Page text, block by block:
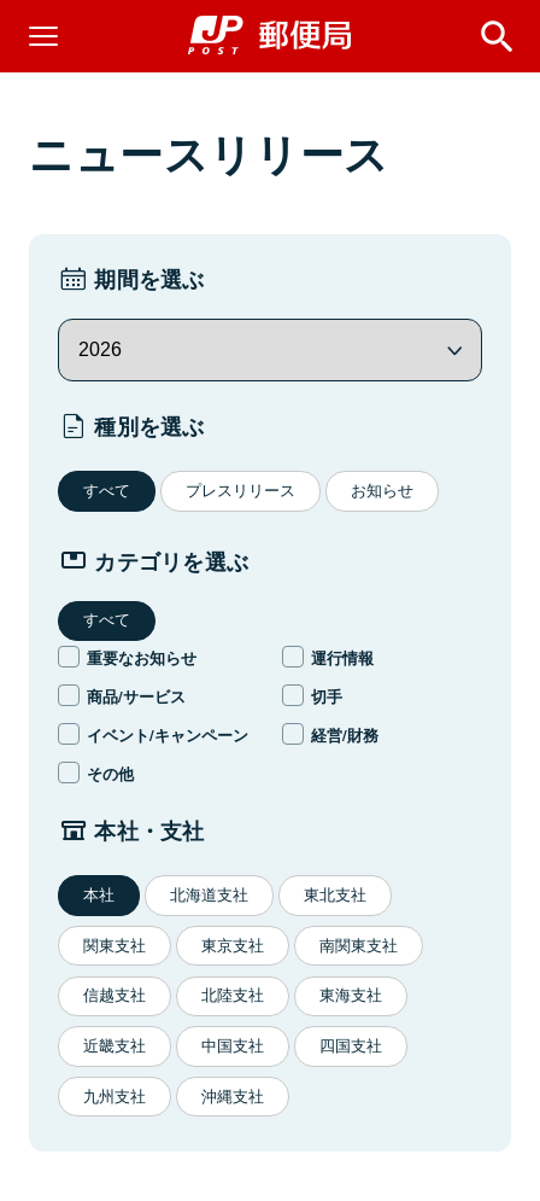
ニュースリリース
期間を選ぶ
種別を選ぶ
カテゴリを選ぶ
重要なお知らせ
運行情報
商品/サービス
切手
イベント/キャンペーン
経営/財務
その他
本社・支社
本社 北海道支社 東北支社
関東支社 東京支社 南関東支社
信越支社 北陸支社 東海支社
近畿支社 中国支社 四国支社
九州支社 沖縄支社